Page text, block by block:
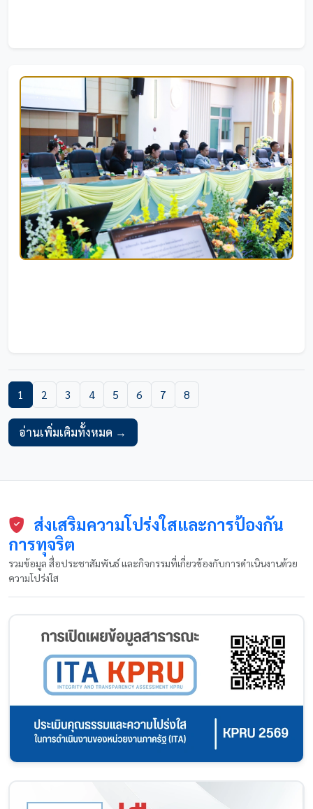
| 35 ครั้ง
การประชุมอธิการบดีมหาวิทยาลัยราชภัฏภูมิภาค-กลุ่ม
ภาคเหนือ ครั้งที่ 4/2569
01/08/2026 | 35 ครั้ง
1 2 3 4 5 6 7 8
อ่านเพิ่มเติมทั้งหมด →
ส่งเสริมความโปร่งใสและการป้องกัน
การทุจริต
รวมข้อมูล สื่อประชาสัมพันธ์ และกิจกรรมที่เกี่ยวข้องกับการดำเนินงานด้วย
ความโปร่งใส